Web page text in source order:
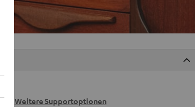
Weitere Supportoptionen